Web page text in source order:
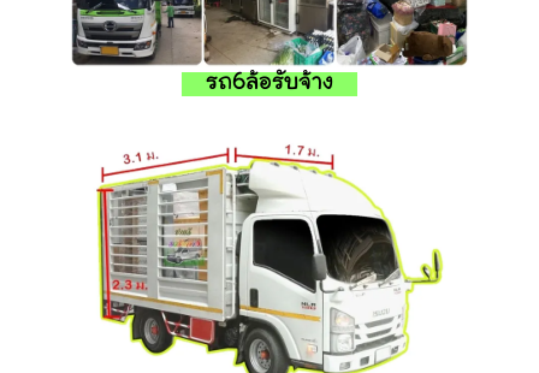
รถ6ล้อรับจ้าง